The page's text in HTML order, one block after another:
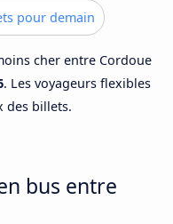
pour demain
cher entre Cordoue
. Les voyageurs flexibles
des billets.
bus entre